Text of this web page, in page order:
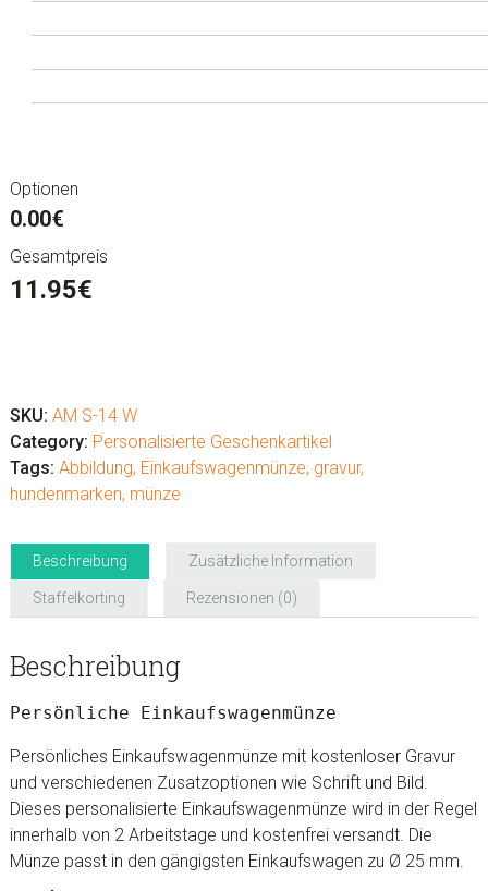
Optionen
0.00€
Gesamtpreis
11.95€
Menge
SKU: AM S-14 W
Category: Personalisierte Geschenkartikel
Tags: Abbildung, Einkaufswagenmünze, gravur,
hundenmarken, münze
Beschreibung Zusätzliche Information
Staffelkorting Rezensionen (0)
Beschreibung
Persönliche Einkaufswagenmünze
Persönliches Einkaufswagenmünze mit kostenloser Gravur
und verschiedenen Zusatzoptionen wie Schrift und Bild.
Dieses personalisierte Einkaufswagenmünze wird in der Regel
innerhalb von 2 Arbeitstage und kostenfrei versandt. Die
Münze passt in den gängigsten Einkaufswagen zu Ø 25 mm.